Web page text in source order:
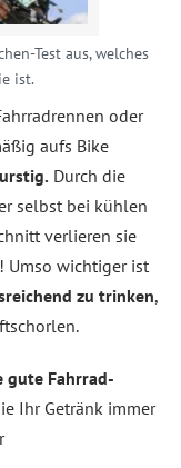
Test aus, welches
ist.
oder
aufs Bike
Durch die
selbst bei kühlen
verlieren sie
Umso wichtiger ist
zu trinken,
gute Fahrrad-
Ihr Getränk immer